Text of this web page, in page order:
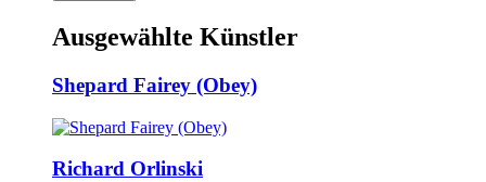
Ausgewählte Künstler
Shepard Fairey (Obey)
Richard Orlinski